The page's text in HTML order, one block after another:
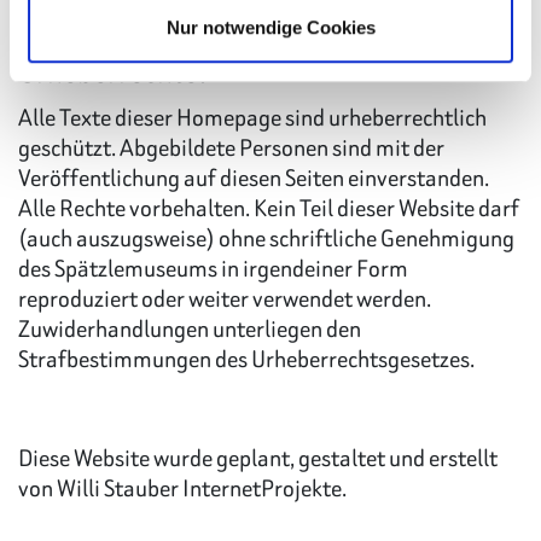
Nur notwendige Cookies
Urheberrechte:
Alle Texte dieser Homepage sind urheberrechtlich
geschützt. Abgebildete Personen sind mit der
Veröffentlichung auf diesen Seiten einverstanden.
Alle Rechte vorbehalten. Kein Teil dieser Website darf
(auch auszugsweise) ohne schriftliche Genehmigung
des Spätzlemuseums in irgendeiner Form
reproduziert oder weiter verwendet werden.
Zuwiderhandlungen unterliegen den
Strafbestimmungen des Urheberrechtsgesetzes.
Diese Website wurde geplant, gestaltet und erstellt
von Willi Stauber InternetProjekte.